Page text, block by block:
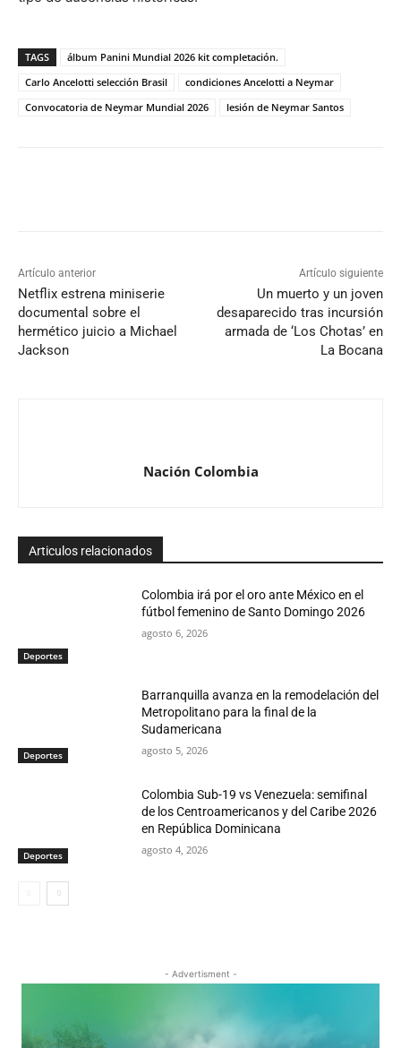
TAGS
álbum Panini Mundial 2026 kit completación.
Carlo Ancelotti selección Brasil
condiciones Ancelotti a Neymar
Convocatoria de Neymar Mundial 2026
lesión de Neymar Santos
Artículo anterior
Netflix estrena miniserie
documental sobre el
hermético juicio a Michael
Jackson
Artículo siguiente
Un muerto y un joven
desaparecido tras incursión
armada de ‘Los Chotas’ en
La Bocana
Nación Colombia
Articulos relacionados
Deportes
Colombia irá por el oro ante México en el
fútbol femenino de Santo Domingo 2026
agosto 6, 2026
Deportes
Barranquilla avanza en la remodelación del
Metropolitano para la final de la
Sudamericana
agosto 5, 2026
Deportes
Colombia Sub-19 vs Venezuela: semifinal
de los Centroamericanos y del Caribe 2026
en República Dominicana
agosto 4, 2026
- Advertisment -